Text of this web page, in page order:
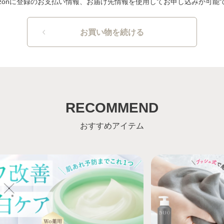
お買い物を続ける
RECOMMEND
おすすめアイテム